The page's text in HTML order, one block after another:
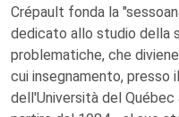
Crépault fonda la
dedicato allo studio della
problematiche, che
cui insegnamento, presso
dell'Università del